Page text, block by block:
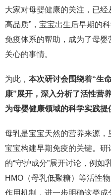
大家对母婴健康的关注，已经
高品质”，宝宝出生后早期的
免疫体系的帮助，成为了母
关心的事情。
为此， 本次研讨会围绕着“生
康”展开，深入分析了活性营
为母婴健康领域的科学实践提
母乳是宝宝天然的营养来源
宝宝构建早期免疫的关键。
的“守护成分”展开讨论，例如
HMO（母乳低聚糖）等活性
作用机制，进一步明确这类